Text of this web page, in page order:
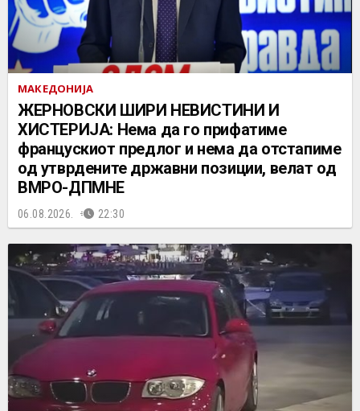
МАКЕДОНИЈА
ЖЕРНОВСКИ ШИРИ НЕВИСТИНИ И
ХИСТЕРИЈА: Нема да го прифатиме
францускиот предлог и нема да отстапиме
од утврдените државни позиции, велат од
ВМРО-ДПМНЕ
06.08.2026. 22:30